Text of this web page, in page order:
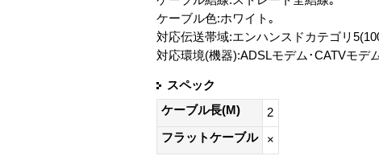
ケーブル色:ホワイト｡
対応伝送帯域:エンハンスドカテゴリ
対応環境(機器):ADSLモデム･CATVモデ
スペック
ケーブル長(M)
2
フラットケーブル
×